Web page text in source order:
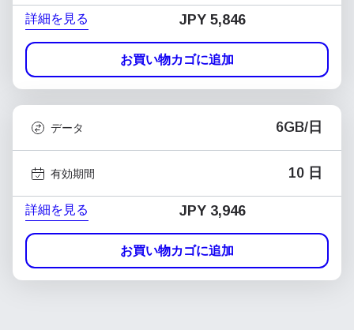
詳細を見る JPY 5,846
お買い物カゴに追加
データ 6GB/日
有効期間 10 日
詳細を見る JPY 3,946
お買い物カゴに追加